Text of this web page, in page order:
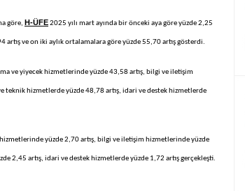
göre, H-ÜFE2025 yılı mart ayında bir önceki aya göre yüzde 2,25
artış ve on iki aylık ortalamalara göre yüzde 55,70 artış gösterdi.
ve yiyecek hizmetlerinde yüzde 43,58 artış, bilgi ve iletişim
hizmetlerde yüzde 48,78 artış, idari ve destek hizmetlerde
yüzde 2,70 artış, bilgi ve iletişim hizmetlerinde yüzde
2,45 artış, idari ve destek hizmetlerde yüzde 1,72 artış gerçekleşti.